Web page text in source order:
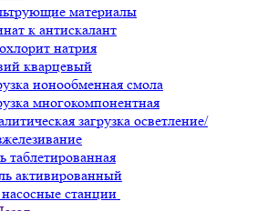
материалы
к антискалант
натрия
кварцевый
ионообменная смола
многокомпонентная
загрузка осветление/
таблетированная
активированный
станции